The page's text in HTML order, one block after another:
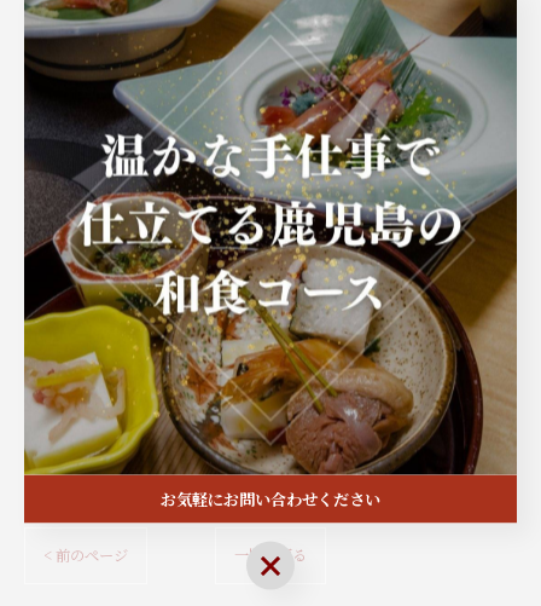
信哉兄さん、祥姉さん。
昔も今も偉大な背中を見せてくれてありがとうございます。
又、会う日まで…。
Merci tout le monde.
Je suis vraiment heureux😭
Â bientôt👋
#Restaurant KAKINUMA
#Genève
#江崎ストアー
< 前のページ 一覧に戻る
お気軽にお問い合わせください
お気軽にお問い合わせください